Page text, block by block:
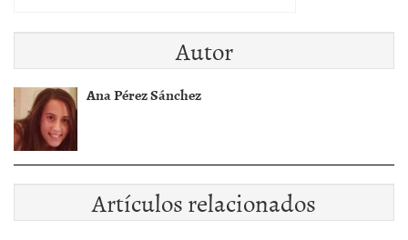
Autor
Ana Pérez Sánchez
Artículos relacionados